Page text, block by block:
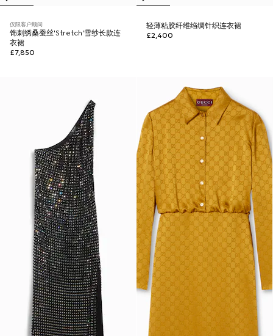
仅限客户顾问
饰刺绣桑蚕丝'Stretch'雪纱长款连
衣裙
£7,850
轻薄粘胶纤维绉绸针织连衣裙
£2,400